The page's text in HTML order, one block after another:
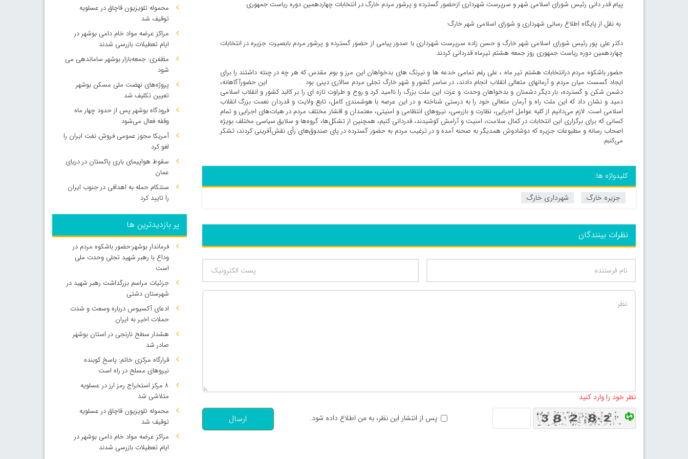
پیام قدر دانی رئیس شورای اسلامی شهر و سرپرست شهرداری ازحضور گسترده و پرشور مردم خارگ در انتخابات چهاردهمین دوره ریاست جمهوری
به نقل از پایگاه اطلاع رسانی شهرداری و شورای اسلامی شهر خارگ:
دکتر علی پور رئیس شورای اسلامی شهر خارگ و حسن زاده سرپرست شهرداری با صدور پیامی از حضور گسترده و پرشور مردم بابصیرت جزیره در انتخابات
چهاردهمین دوره ریاست جمهوری روز جمعه هشتم تیرماه قدردانی کردند.
حضور باشکوه مردم درانتخابات هشتم تیر ماه ، علی رغم تمامی خدعه ها و نیرنگ های بدخواهان این مرز و بوم مقدس که هر چه در چنته داشتند را برای
ایجاد گسست میان مردم و آرمانهای متعالی انقلاب انجام دادند، در ساسر کشور و شهر خارگ تجلی مردم سالاری دینی بود . این حضورآگاهانه،
دشمن شکن و گسترده، بار دیگر دشمنان و بدخواهان وحدت و عزت این ملت بزرگ را ناامید کرد و روح و طراوت تازه ای را بر کالبد کشور و انقلاب اسلامی
دمید و نشان داد که این ملت راه و آرمان متعالی خود را به درستی شناخته و در این عرصه با هوشمندی کامل، تابع ولایت و قدردان نعمت بزرگ انقلاب
اسلامی است. لازم می‌دانیم از کلیه عوامل اجرایی، نظارت و بازرسی، نیروهای انتظامی و امنیتی، معتمدان و اقشار مختلف مردم در هیات‌های اجرایی و تمام
کسانی که برای برگزاری این انتخابات در کمال سلامت، امنیت و آرامش کوشیدند، قدردانی کنیم، همچنین از تشکل‌ها، گروه‌ها و سلایق سیاسی مختلف بویژه
اصحاب رسانه و مطبوعات جزیره که دوشادوش همدیگر به صحنه آمده و در ترغیب مردم به حضور گسترده در پای صندوق‌های رأی نقش‌آفرینی کردند، تشکر
می‌کنبم.
کلیدواژه ها:
جزیره خارگ
شهرداری خارگ
نظرات بینندگان
نظر خود را وارد کنید
پس از انتشار این نظر، به من اطلاع داده شود.
ارسال
محموله تلویزیون قاچاق در عسلویه
توقیف شد
مراکز عرضه مواد خام دامی بوشهر در
ایام تعطیلات بازرسی شدند
مظفری: جمعه‌بازار بوشهر ساماندهی می‌
شود
پروژه‌های نهضت ملی مسکن بوشهر
تعیین تکلیف شد
فرودگاه بوشهر پس از حدود چهار ماه
وقفه فعال می‌شود
آمریکا مجوز عمومی فروش نفت ایران را
لغو کرد
سقوط هواپیمای باری پاکستان در دریای
عمان
سنتکام حمله به اهدافی در جنوب ایران
را تایید کرد
پر بازدیدترین ها
فرماندار بوشهر:حضور باشکوه مردم در
وداع با رهبر شهید تجلی وحدت ملی
است
جزئیات مراسم بزرگداشت رهبر شهید در
شهرستان دشتی
ادعای آکسیوس درباره وسعت و شدت
حملات اخیر به ایران
هشدار سطح نارنجی در استان بوشهر
صادر شد
قرارگاه مرکزی خاتم: پاسخ کوبنده
نیروهای مسلح در راه است
۸ مرکز استخراج رمز ارز در عسلویه
متلاشی شد
محموله تلویزیون قاچاق در عسلویه
توقیف شد
مراکز عرضه مواد خام دامی بوشهر در
ایام تعطیلات بازرسی شدند